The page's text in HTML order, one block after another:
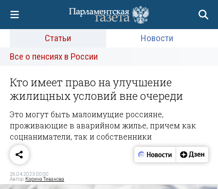
Статьи
Новости
Все о пенсиях в России
Кто имеет право на улучшение
жилищных условий вне очереди
Это могут быть малоимущие россияне,
проживающие в аварийном жилье, причем как
соцнаниматели, так и собственники
26.04.2023 00:00
Автор: Карина Тиванова